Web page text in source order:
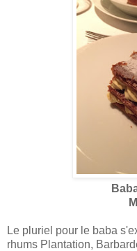
Le pluriel pour le baba
rhums Plantation,